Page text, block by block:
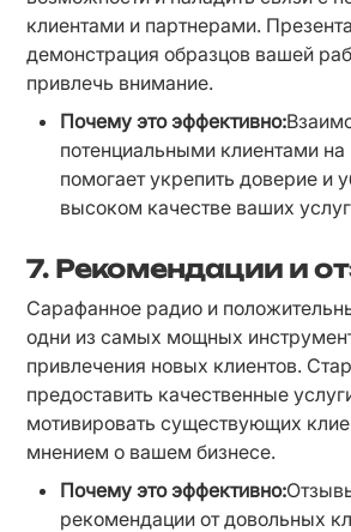
клиентами и партнерами.
демонстрация образцов вашей
привлечь внимание.
Почему это эффективно:
потенциальными клиентами на
помогает укрепить доверие и
высоком качестве ваших
7. Рекомендации и
Сарафанное радио и
одни из самых мощных
привлечения новых клиентов.
предоставить качественные
мотивировать существующих
мнением о вашем бизнесе.
Почему это эффективно:
рекомендации от довольных